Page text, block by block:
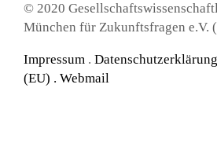
© 2020
München für Zukunftsfragen e.V.
Impressum . Datenschutzerklärung
(EU) . Webmail